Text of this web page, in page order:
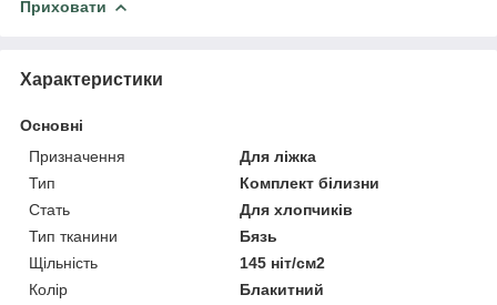
Приховати
Характеристики
Основні
Призначення
Для ліжка
Тип
Комплект білизни
Стать
Для хлопчиків
Тип тканини
Бязь
Щільність
145 ніт/см2
Колір
Блакитний